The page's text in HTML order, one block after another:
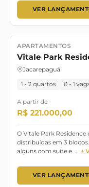
VER
Lançamento
APARTAMENTOS
Vitale Park
Jacarepaguá
1 - 2 quartos 0 - 1
A partir de
R$ 221.000,00
O Vitale Park
distribuídas em 3
alguns com suíte e … +
VER